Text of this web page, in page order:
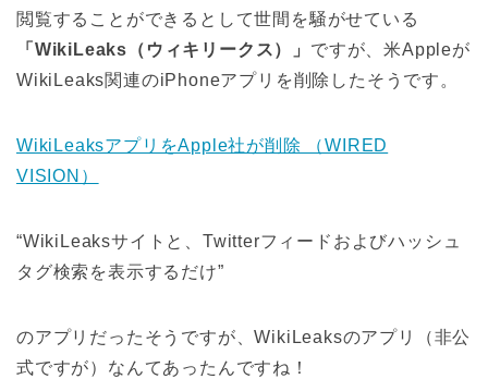
閲覧することができるとして世間を騒がせている
「WikiLeaks（ウィキリークス）」 ですが、米Appleが
WikiLeaks関連のiPhoneアプリを削除したそうです。
WikiLeaksアプリをApple社が削除 （WIRED
VISION）
“WikiLeaksサイトと、Twitterフィードおよびハッシュ
タグ検索を表示するだけ”
のアプリだったそうですが、WikiLeaksのアプリ（非公
式ですが）なんてあったんですね！